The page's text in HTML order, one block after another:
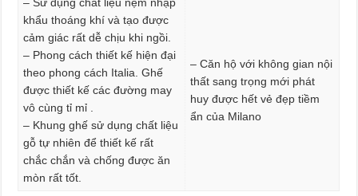
khẩu thoáng khí và tạo được
cảm giác rất dễ chịu khi ngồi.
– Phong cách thiết kế hiện đại
theo phong cách Italia. Ghế
được thiết kế các đường may
vô cùng tỉ mỉ .
– Khung ghế sử dụng chất liệu
gỗ tự nhiên để thiết kế rất
chắc chắn và chống được ăn
mòn rất tốt.
– Căn hộ với không gian nội
thất sang trọng mới phát
huy được hết vẻ đẹp tiềm
ẩn của Milano